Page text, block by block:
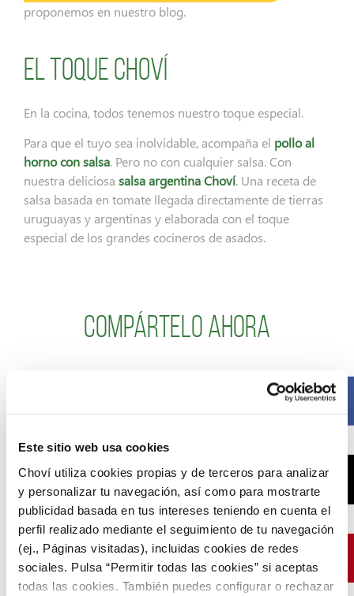
Este sitio web usa cookies
Choví utiliza cookies propias y de terceros para analizar
y personalizar tu navegación, así como para mostrarte
publicidad basada en tus intereses teniendo en cuenta el
perfil realizado mediante el seguimiento de tu navegación
(ej., Páginas visitadas), incluidas cookies de redes
sociales. Pulsa “Permitir todas las cookies” si aceptas
todas las cookies. También puedes configurar o rechazar
proponemos en nuestro blog.
El toque Choví
En la cocina, todos tenemos nuestro toque especial.
Para que el tuyo sea inolvidable, acompaña el pollo al
horno con salsa. Pero no con cualquier salsa. Con
nuestra deliciosa salsa argentina Choví. Una receta de
salsa basada en tomate llegada directamente de tierras
uruguayas y argentinas y elaborada con el toque
especial de los grandes cocineros de asados.
Compártelo ahora
X
Pinterest